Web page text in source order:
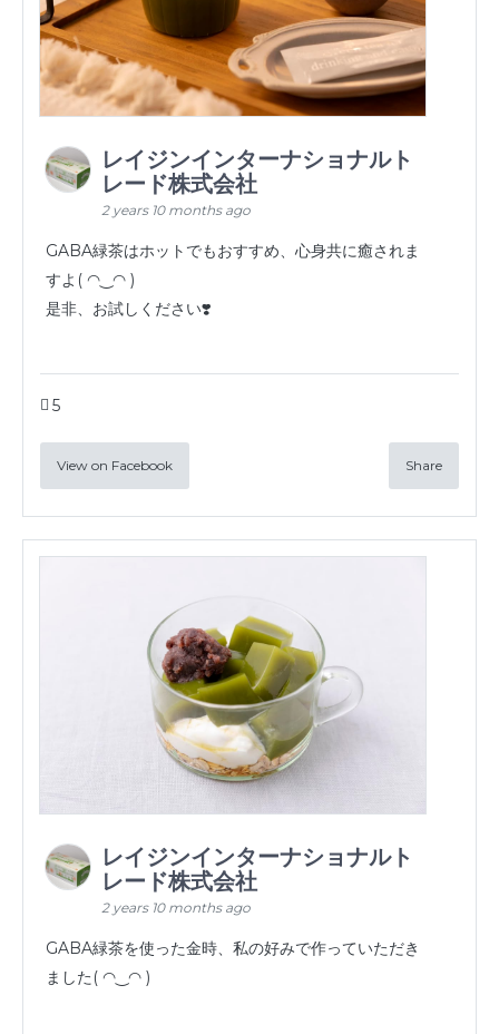
レイジンインターナショナルト
レード株式会社
2 years 10 months ago
GABA緑茶はホットでもおすすめ、心身共に癒されま
すよ( ◠‿◠ )
是非、お試しください❣️
5
View on Facebook Share
レイジンインターナショナルト
レード株式会社
2 years 10 months ago
GABA緑茶を使った金時、私の好みで作っていただき
ました( ◠‿◠ )